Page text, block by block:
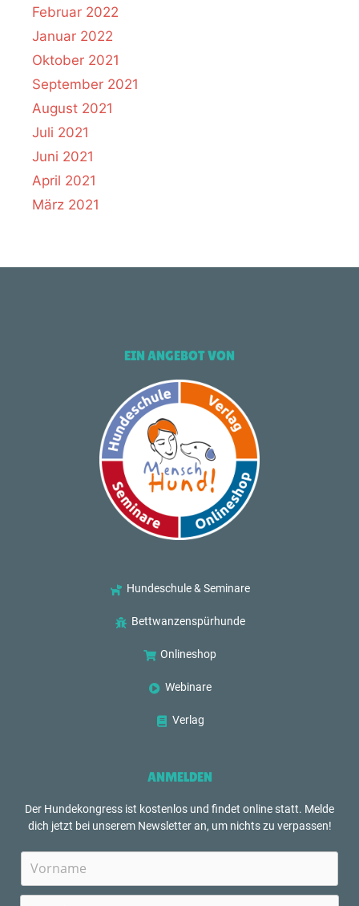
Februar 2022
Januar 2022
Oktober 2021
September 2021
August 2021
Juli 2021
Juni 2021
April 2021
März 2021
EIN ANGEBOT VON
Hundeschule & Seminare
Bettwanzenspürhunde
Onlineshop
Webinare
Verlag
ANMELDEN
Der Hundekongress ist kostenlos und findet online statt. Melde
dich jetzt bei unserem Newsletter an, um nichts zu verpassen!